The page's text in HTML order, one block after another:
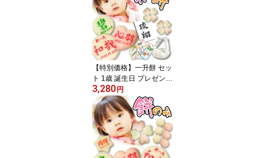
ちゃん 命名 書 オーダー
命名札 お七夜 出産祝い
出産内祝い 男の子 女の
子 子供の日 ひな祭り 用
紙のみ可能 送料無料 デ
ィズニー命名書は終売
【特別価格】一升餅 セッ
ト 1歳 誕生日 プレゼント
ギフト お祝い 赤ちゃん
名入れ 手作り 国産もち
米100% 背負い餅 踏み餅
一生餅 選び取りカード
一升米 伝統行事 人気 プ
レゼント リュックの代わ
りに風呂敷
3,280 円